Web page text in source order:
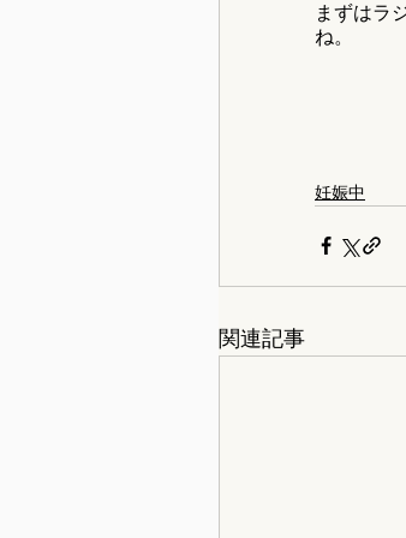
まずはラ
ね。
妊娠中
関連記事